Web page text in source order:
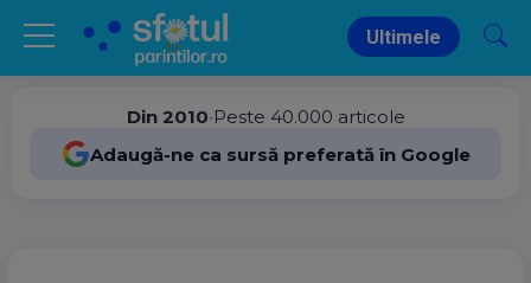
Ultimele
Din 2010•Peste 40.000 articole
Adaugă-ne ca sursă preferată în Google